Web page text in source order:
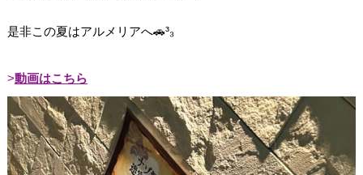
是非この夏はアルメリアへ🚗³₃
動画はこちら